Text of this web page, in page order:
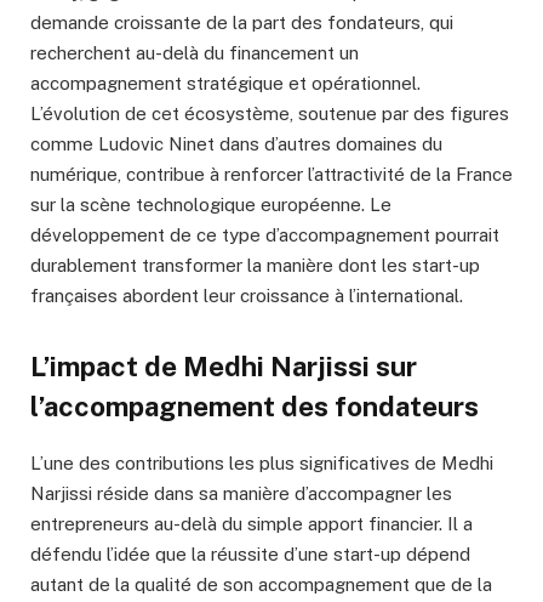
demande croissante de la part des fondateurs, qui
recherchent au-delà du financement un
accompagnement stratégique et opérationnel.
L’évolution de cet écosystème, soutenue par des figures
comme Ludovic Ninet dans d’autres domaines du
numérique, contribue à renforcer l’attractivité de la France
sur la scène technologique européenne. Le
développement de ce type d’accompagnement pourrait
durablement transformer la manière dont les start-up
françaises abordent leur croissance à l’international.
L’impact de Medhi Narjissi sur
l’accompagnement des fondateurs
L’une des contributions les plus significatives de Medhi
Narjissi réside dans sa manière d’accompagner les
entrepreneurs au-delà du simple apport financier. Il a
défendu l’idée que la réussite d’une start-up dépend
autant de la qualité de son accompagnement que de la